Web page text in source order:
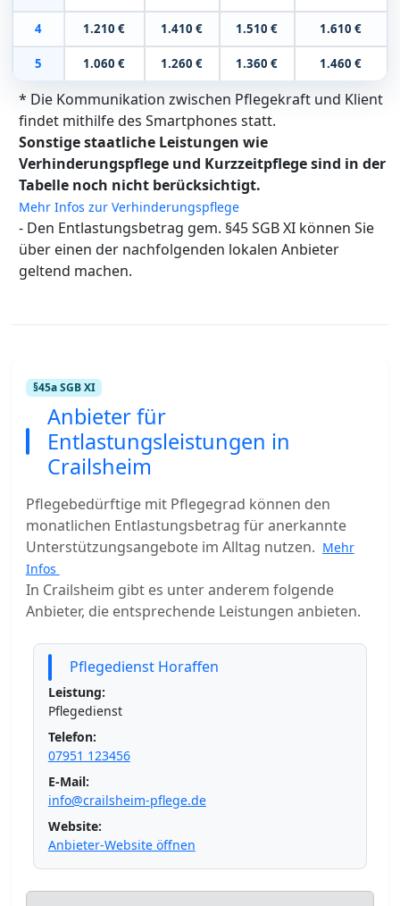
4 1.210 € 1.410 € 1.510 € 1.610 €
5 1.060 € 1.260 € 1.360 € 1.460 €
* Die Kommunikation zwischen Pflegekraft und Klient
findet mithilfe des Smartphones statt.
Sonstige staatliche Leistungen wie
Verhinderungspflege und Kurzzeitpflege sind in der
Tabelle noch nicht berücksichtigt.
Mehr Infos zur Verhinderungspflege
- Den Entlastungsbetrag gem. §45 SGB XI können Sie
über einen der nachfolgenden lokalen Anbieter
geltend machen.
§45a SGB XI
Anbieter für
Entlastungsleistungen in
Crailsheim
Pflegebedürftige mit Pflegegrad können den
monatlichen Entlastungsbetrag für anerkannte
Unterstützungsangebote im Alltag nutzen. Mehr
Infos
In Crailsheim gibt es unter anderem folgende
Anbieter, die entsprechende Leistungen anbieten.
Pflegedienst Horaffen
Leistung:
Pflegedienst
Telefon:
07951 123456
E-Mail:
info@crailsheim-pflege.de
Website:
Anbieter-Website öffnen